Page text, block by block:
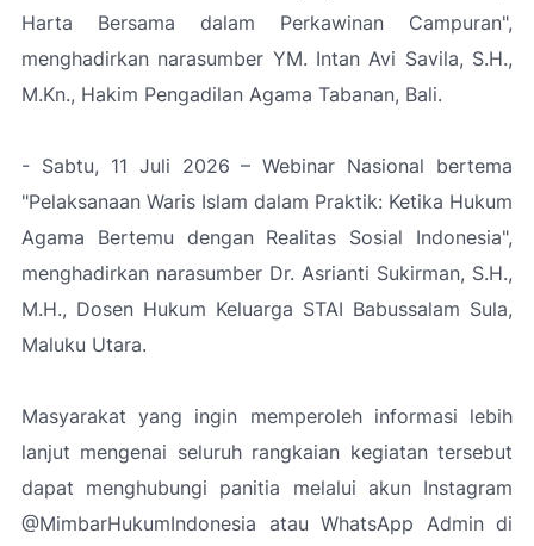
Harta Bersama dalam Perkawinan Campuran",
menghadirkan narasumber YM. Intan Avi Savila, S.H.,
M.Kn., Hakim Pengadilan Agama Tabanan, Bali.
- Sabtu, 11 Juli 2026 – Webinar Nasional bertema
"Pelaksanaan Waris Islam dalam Praktik: Ketika Hukum
Agama Bertemu dengan Realitas Sosial Indonesia",
menghadirkan narasumber Dr. Asrianti Sukirman, S.H.,
M.H., Dosen Hukum Keluarga STAI Babussalam Sula,
Maluku Utara.
Masyarakat yang ingin memperoleh informasi lebih
lanjut mengenai seluruh rangkaian kegiatan tersebut
dapat menghubungi panitia melalui akun Instagram
@MimbarHukumIndonesia atau WhatsApp Admin di